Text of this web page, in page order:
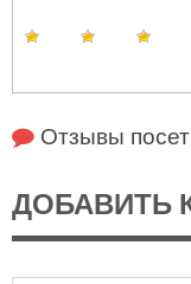
Отзывы
ДОБАВИТЬ